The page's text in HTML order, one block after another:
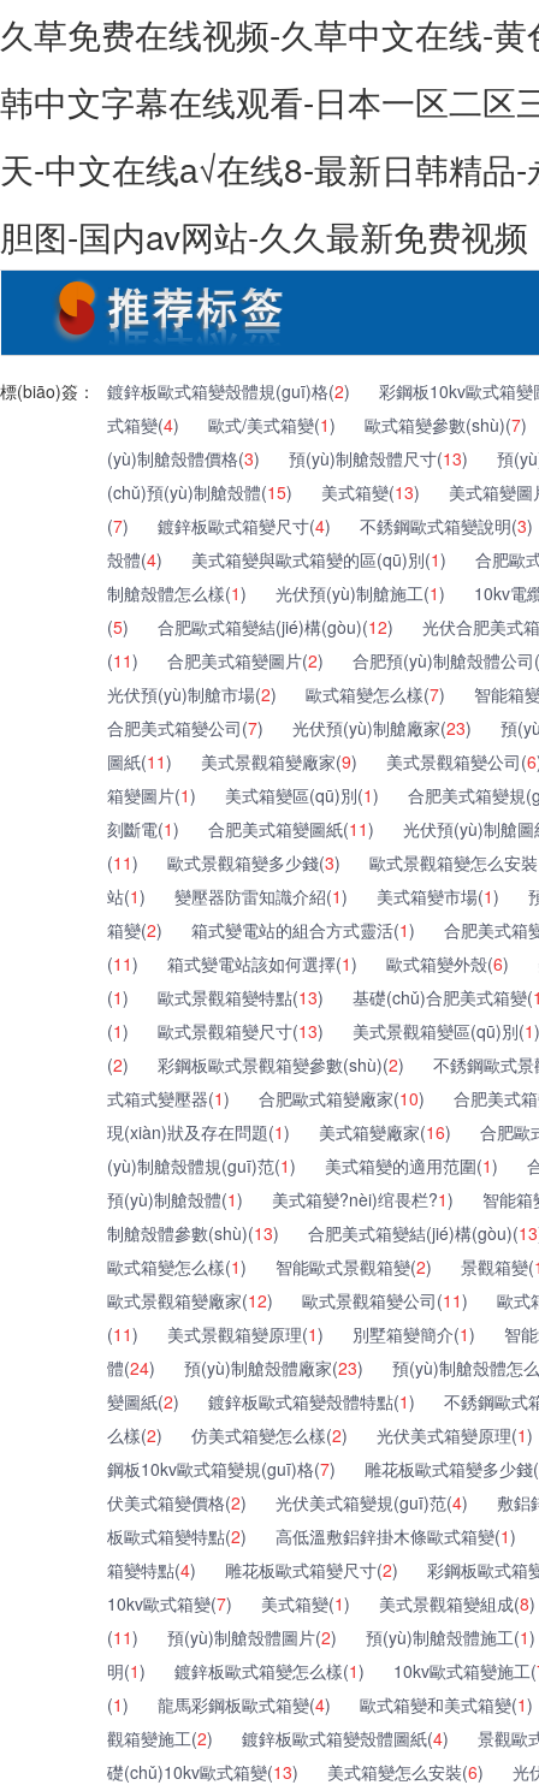
久草免费在线视频-久草中文在线-
韩中文字幕在线观看-日本一区二区
天-中文在线а√在线8-最新日韩精
胆图-国内av网站-久久最新免费视频
標(biāo)簽： 鍍鋅板歐式箱變殼體規(guī)格(2)
彩鋼板10kv歐式箱變
式箱變(4) 歐式/美式箱變(1) 歐式箱變參數(shù)(7)
(yù)制艙殼體價格(3) 預(yù)制艙殼體尺寸(13)
預
(chǔ)預(yù)制艙殼體(15) 美式箱變(13)
美式箱變圖
(7) 鍍鋅板歐式箱變尺寸(4) 不銹鋼歐式箱變說明(3)
殼體(4) 美式箱變與歐式箱變的區(qū)別(1)
合肥歐
制艙殼體怎么樣(1) 光伏預(yù)制艙施工(1)
10kv電
(5) 合肥歐式箱變結(jié)構(gòu)(12)
光伏合肥美式
(11) 合肥美式箱變圖片(2)
合肥預(yù)制艙殼體公司(
光伏預(yù)制艙市場(2) 歐式箱變怎么樣(7)
智能箱
合肥美式箱變公司(7) 光伏預(yù)制艙廠家(23)
預
圖紙(11) 美式景觀箱變廠家(9) 美式景觀箱變公司(6
箱變圖片(1) 美式箱變區(qū)別(1)
合肥美式箱變規
刻斷電(1) 合肥美式箱變圖紙(11)
光伏預(yù)制艙圖
(11) 歐式景觀箱變多少錢(3)
歐式景觀箱變怎么安
站(1) 變壓器防雷知識介紹(1) 美式箱變市場(1)
箱變(2) 箱式變電站的組合方式靈活(1)
合肥美式箱
(11) 箱式變電站該如何選擇(1) 歐式箱變外殼(6)
(1) 歐式景觀箱變特點(13) 基礎(chǔ)合肥美式箱變(
(1) 歐式景觀箱變尺寸(13) 美式景觀箱變區(qū)別(1)
(2) 彩鋼板歐式景觀箱變參數(shù)(2)
不銹鋼歐式
式箱式變壓器(1) 合肥歐式箱變廠家(10)
合肥美式
現(xiàn)狀及存在問題(1) 美式箱變廠家(16)
合肥歐
(yù)制艙殼體規(guī)范(1) 美式箱變的適用范圍(1)
預(yù)制艙殼體(1) 美式箱變?nèi)绾畏栏?1)
智能箱
制艙殼體參數(shù)(13) 合肥美式箱變結(jié)構(gòu)(13
歐式箱變怎么樣(1) 智能歐式景觀箱變(2) 景觀箱變(
歐式景觀箱變廠家(12) 歐式景觀箱變公司(11)
歐式
(11) 美式景觀箱變原理(1) 別墅箱變簡介(1)
智
體(24) 預(yù)制艙殼體廠家(23)
預(yù)制艙殼體怎
變圖紙(2) 鍍鋅板歐式箱變殼體特點(1)
不銹鋼歐式
么樣(2) 仿美式箱變怎么樣(2) 光伏美式箱變原理(1)
鋼板10kv歐式箱變規(guī)格(7)
雕花板歐式箱變多少錢(
伏美式箱變價格(2) 光伏美式箱變規(guī)范(4)
敷鋁
板歐式箱變特點(2) 高低溫敷鋁鋅掛木條歐式箱變(1)
箱變特點(4) 雕花板歐式箱變尺寸(2)
彩鋼板歐式箱
10kv歐式箱變(7) 美式箱變(1) 美式景觀箱變組成(8)
(11) 預(yù)制艙殼體圖片(2) 預(yù)制艙殼體施工(1)
明(1) 鍍鋅板歐式箱變怎么樣(1) 10kv歐式箱變施工(
(1) 龍馬彩鋼板歐式箱變(4) 歐式箱變和美式箱變(1)
觀箱變施工(2) 鍍鋅板歐式箱變殼體圖紙(4)
景觀歐
礎(chǔ)10kv歐式箱變(13) 美式箱變怎么安裝(6)
光